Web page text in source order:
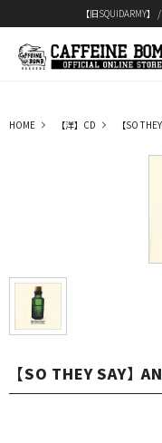
【旧SQUIDARMY
HOME 【洋】CD 【SO
【SO THEY SAY】